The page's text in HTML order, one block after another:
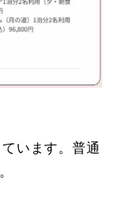
います。普通